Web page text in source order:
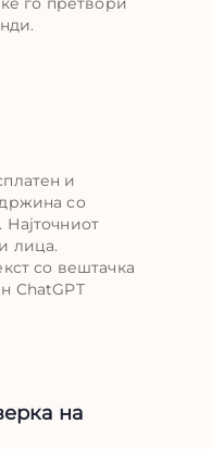
и
со
Најточниот
лица.
со вештачка
ChatGPT
на